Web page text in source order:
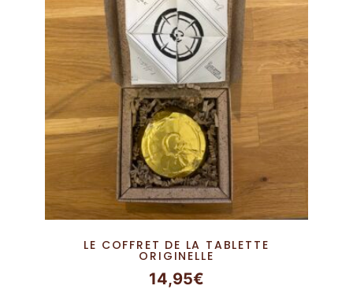
LE COFFRET DE LA TABLETTE
ORIGINELLE
14,95€